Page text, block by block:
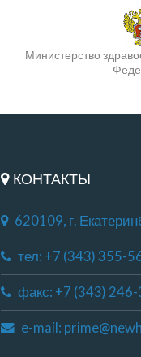
Министерство
КОНТАКТЫ
620109, г.
тел: +7 (343) 355-
факс: +7 (343)
e-mail: